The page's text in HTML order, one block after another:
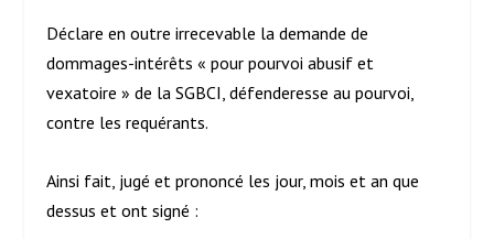
Déclare en outre irrecevable la demande de
dommages-intérêts « pour pourvoi abusif et
vexatoire » de la SGBCI, défenderesse au pourvoi,
contre les requérants.
Ainsi fait, jugé et prononcé les jour, mois et an que
dessus et ont signé :